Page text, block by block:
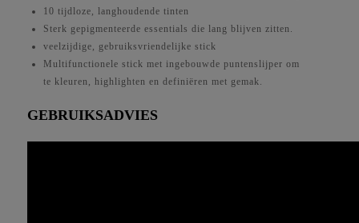
10 tijdloze, langhoudende tinten
Sterk gepigmenteerde essentials die lang blijven zitten.
veelzijdige, gebruiksvriendelijke stick
Multifunctionele stick met ingebouwde puntenslijper om
te kleuren, highlighten en definiëren met gemak.
GEBRUIKSADVIES